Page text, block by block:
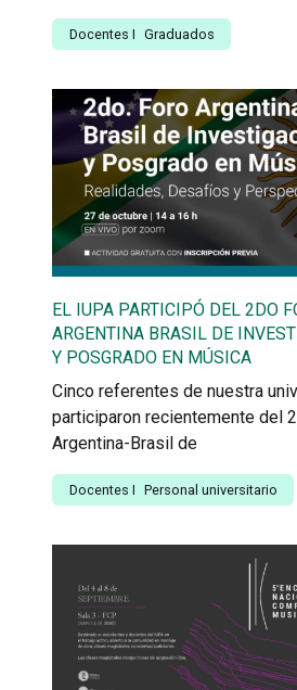
Docentes I Graduados
EL IUPA PARTICIPÓ DEL 2DO
ARGENTINA BRASIL DE
Y POSGRADO EN MÚSICA
Cinco referentes de nuestra
participaron recientemente del
Argentina-Brasil de
Docentes I Personal universitario